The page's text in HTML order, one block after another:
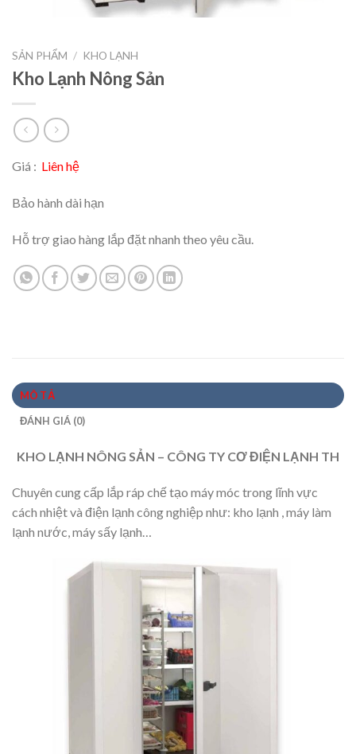
SẢN PHẨM / KHO LẠNH
Kho Lạnh Nông Sản
Giá : Liên hệ
Bảo hành dài hạn
Hỗ trợ giao hàng lắp đặt nhanh theo yêu cầu.
MÔ TẢ
ĐÁNH GIÁ (0)
KHO LẠNH NÔNG SẢN – CÔNG TY CƠ ĐIỆN LẠNH TH
Chuyên cung cấp lắp ráp chế tạo máy móc trong lĩnh vực
cách nhiệt và điện lạnh công nghiệp như: kho lạnh , máy làm
lạnh nước, máy sấy lạnh…